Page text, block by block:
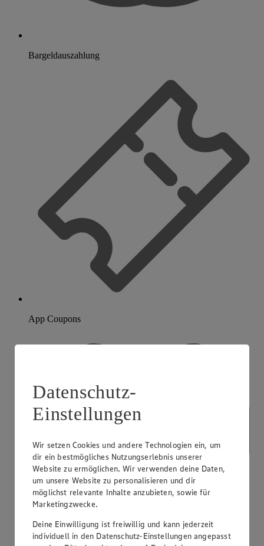
Bargeldauszahlung
App Coupons
Datenschutz-
Einstellungen
Wir setzen Cookies und andere Technologien ein, um
dir ein bestmögliches Nutzungserlebnis unserer
Website zu ermöglichen. Wir verwenden deine Daten,
um unsere Website zu personalisieren und dir
möglichst relevante Inhalte anzubieten, sowie für
Marketingzwecke.
Deine Einwilligung ist freiwillig und kann jederzeit
individuell in den Datenschutz-Einstellungen angepasst